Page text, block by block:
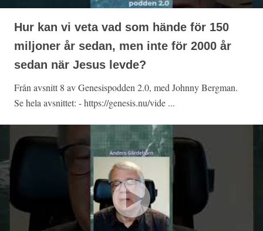
Hur kan vi veta vad som hände för 150
miljoner år sedan, men inte för 2000 år
sedan när Jesus levde?
Från avsnitt 8 av Genesispodden 2.0, med Johnny Bergman.
Se hela avsnittet: - https://genesis.nu/vide ...